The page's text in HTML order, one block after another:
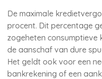
De maximale
procent. Dit percentage
zogeheten consumptieve
de aanschaf van dure
Het geldt ook voor een
bankrekening of een